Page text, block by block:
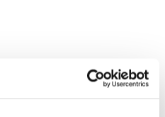
en enkele haak draaibaar